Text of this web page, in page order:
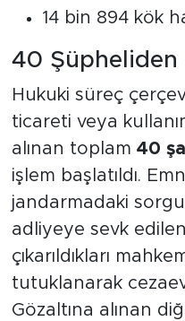
14 bin 894 kök
40 Şüpheliden
Hukuki süreç
ticareti veya
alınan toplam 40
işlem başlatıldı.
jandarmadaki
adliyeye sevk
çıkarıldıkları
tutuklanarak
Gözaltına alınan